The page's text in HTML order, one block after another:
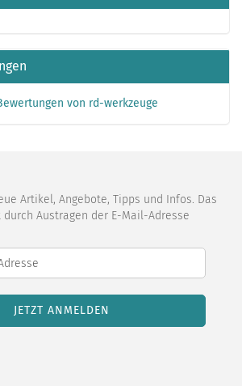
Artikel, Angebote, Tipps und Infos. Das
Austragen der E-Mail-Adresse